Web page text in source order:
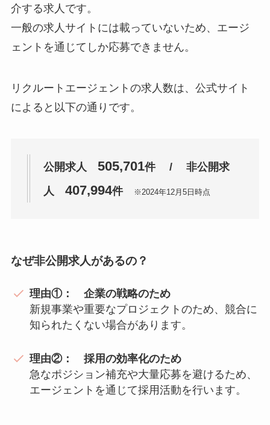
介する求人です。
一般の求人サイトには載っていないため、エージ
ェントを通じてしか応募できません。
リクルートエージェントの求人数は、公式サイト
によると以下の通りです。
公開求人 505,701件 / 非公開求
人 407,994件 ※2024年12月5日時点
なぜ非公開求人があるの？
理由①： 企業の戦略のため
新規事業や重要なプロジェクトのため、競合に
知られたくない場合があります。
理由②： 採用の効率化のため
急なポジション補充や大量応募を避けるため、
エージェントを通じて採用活動を行います。